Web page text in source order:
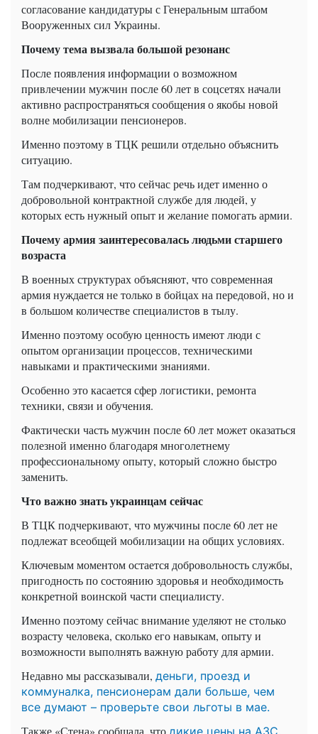
согласование кандидатуры с Генеральным штабом
Вооруженных сил Украины.
Почему тема вызвала большой резонанс
После появления информации о возможном
привлечении мужчин после 60 лет в соцсетях начали
активно распространяться сообщения о якобы новой
волне мобилизации пенсионеров.
Именно поэтому в ТЦК решили отдельно объяснить
ситуацию.
Там подчеркивают, что сейчас речь идет именно о
добровольной контрактной службе для людей, у
которых есть нужный опыт и желание помогать армии.
Почему армия заинтересовалась людьми старшего
возраста
В военных структурах объясняют, что современная
армия нуждается не только в бойцах на передовой, но и
в большом количестве специалистов в тылу.
Именно поэтому особую ценность имеют люди с
опытом организации процессов, техническими
навыками и практическими знаниями.
Особенно это касается сфер логистики, ремонта
техники, связи и обучения.
Фактически часть мужчин после 60 лет может оказаться
полезной именно благодаря многолетнему
профессиональному опыту, который сложно быстро
заменить.
Что важно знать украинцам сейчас
В ТЦК подчеркивают, что мужчины после 60 лет не
подлежат всеобщей мобилизации на общих условиях.
Ключевым моментом остается добровольность службы,
пригодность по состоянию здоровья и необходимость
конкретной воинской части специалисту.
Именно поэтому сейчас внимание уделяют не столько
возрасту человека, сколько его навыкам, опыту и
возможности выполнять важную работу для армии.
Недавно мы рассказывали, деньги, проезд и
коммуналка, пенсионерам дали больше, чем
все думают – проверьте свои льготы в мае.
Также «Стена» сообщала, что